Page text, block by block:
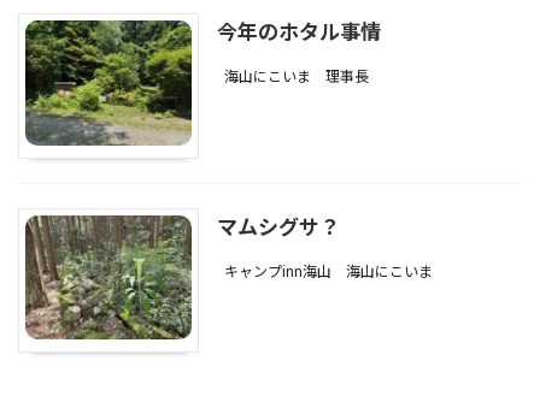
今年のホタル事情
海山にこいま 理事長
マムシグサ？
キャンプinn海山 海山にこいま